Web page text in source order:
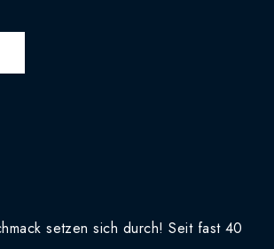
setzen sich durch! Seit fast 40